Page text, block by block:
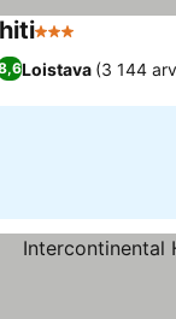
3 Tähtiluokitus
Loistava (3 144